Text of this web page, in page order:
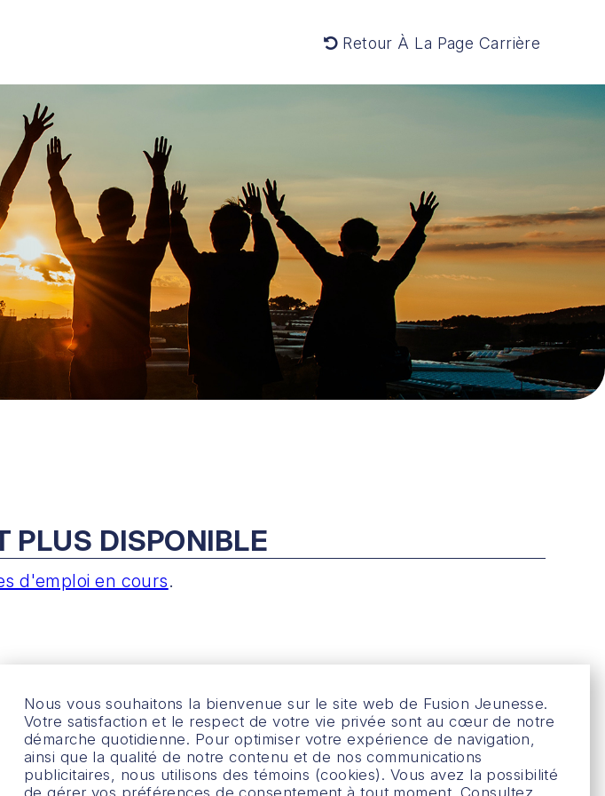
Retour À La Page Carrière
PLUS DISPONIBLE
d'emploi en cours.
: 84585 0858 RT0001
Nous vous souhaitons la bienvenue sur le site web de Fusion Jeunesse.
Votre satisfaction et le respect de votre vie privée sont au cœur de notre
démarche quotidienne. Pour optimiser votre expérience de navigation,
ainsi que la qualité de notre contenu et de nos communications
publicitaires, nous utilisons des témoins (cookies). Vous avez la possibilité